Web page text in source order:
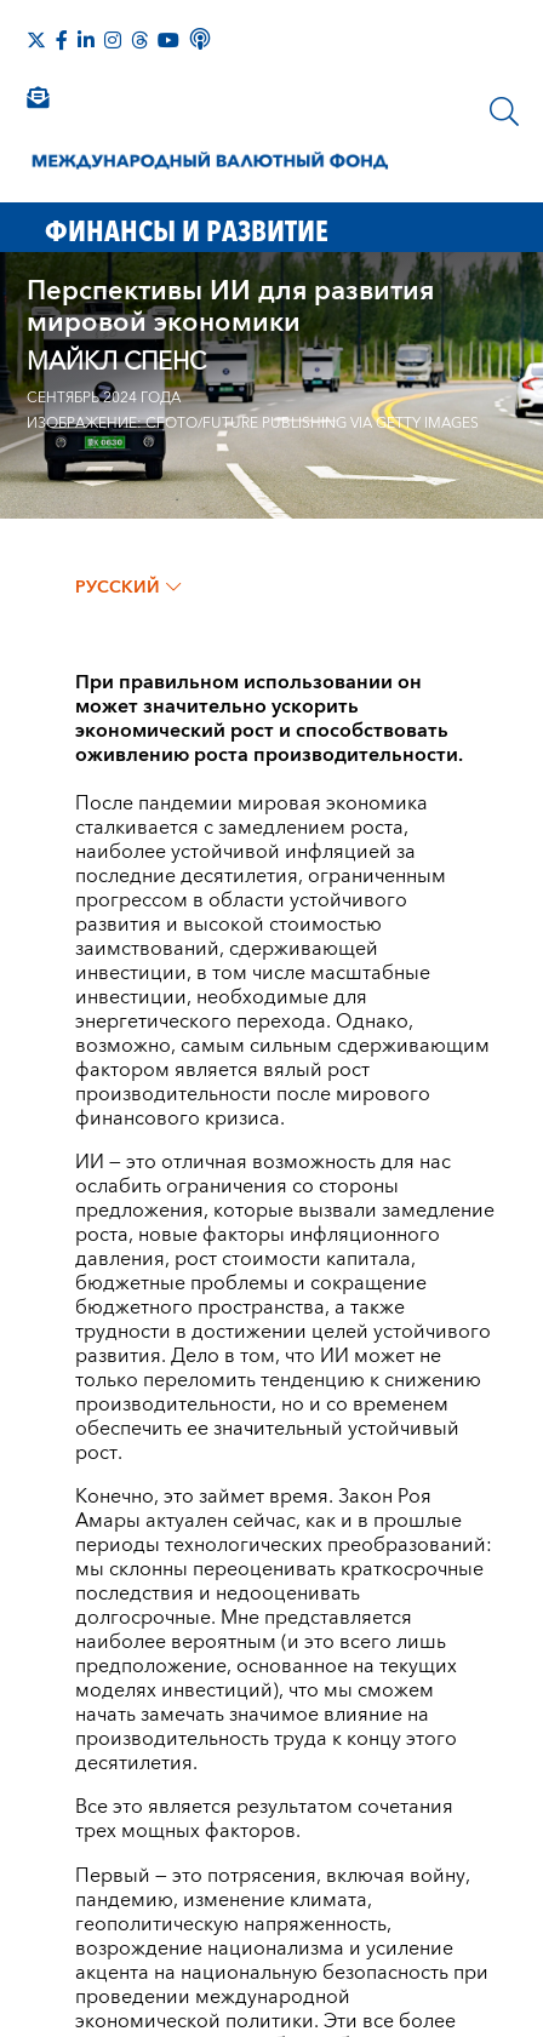
ФИНАНСЫ И РАЗВИТИЕ
Перспективы ИИ для развития
мировой экономики
МАЙКЛ СПЕНС
СЕНТЯБРЬ 2024 ГОДА
ИЗОБРАЖЕНИЕ: CFOTO/FUTURE PUBLISHING VIA GETTY IMAGES
РУССКИЙ
При правильном использовании он
может значительно ускорить
экономический рост и способствовать
оживлению роста производительности.
После пандемии мировая экономика
сталкивается с замедлением роста,
наиболее устойчивой инфляцией за
последние десятилетия, ограниченным
прогрессом в области устойчивого
развития и высокой стоимостью
заимствований, сдерживающей
инвестиции, в том числе масштабные
инвестиции, необходимые для
энергетического перехода. Однако,
возможно, самым сильным сдерживающим
фактором является вялый рост
производительности после мирового
финансового кризиса.
ИИ — это отличная возможность для нас
ослабить ограничения со стороны
предложения, которые вызвали замедление
роста, новые факторы инфляционного
давления, рост стоимости капитала,
бюджетные проблемы и сокращение
бюджетного пространства, а также
трудности в достижении целей устойчивого
развития. Дело в том, что ИИ может не
только переломить тенденцию к снижению
производительности, но и со временем
обеспечить ее значительный устойчивый
рост.
Конечно, это займет время. Закон Роя
Амары актуален сейчас, как и в прошлые
периоды технологических преобразований:
мы склонны переоценивать краткосрочные
последствия и недооценивать
долгосрочные. Мне представляется
наиболее вероятным (и это всего лишь
предположение, основанное на текущих
моделях инвестиций), что мы сможем
начать замечать значимое влияние на
производительность труда к концу этого
десятилетия.
Все это является результатом сочетания
трех мощных факторов.
Первый — это потрясения, включая войну,
пандемию, изменение климата,
геополитическую напряженность,
возрождение национализма и усиление
акцента на национальную безопасность при
проведении международной
экономической политики. Эти все более